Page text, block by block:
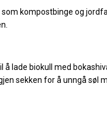
kompostbinge og
å lade biokull med
sekken for å unngå søl